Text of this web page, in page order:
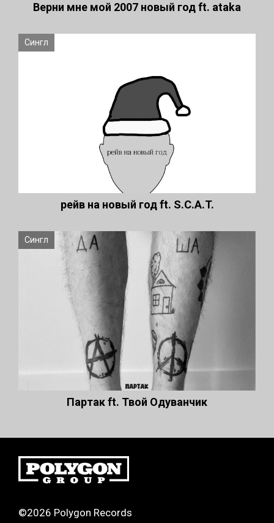
Верни мне мой 2007 новый год ft. ataka
Сингл
рейв на новый год ft. S.C.A.T.
Сингл
Партак ft. Твой Одуванчик
©2026 Polygon Records